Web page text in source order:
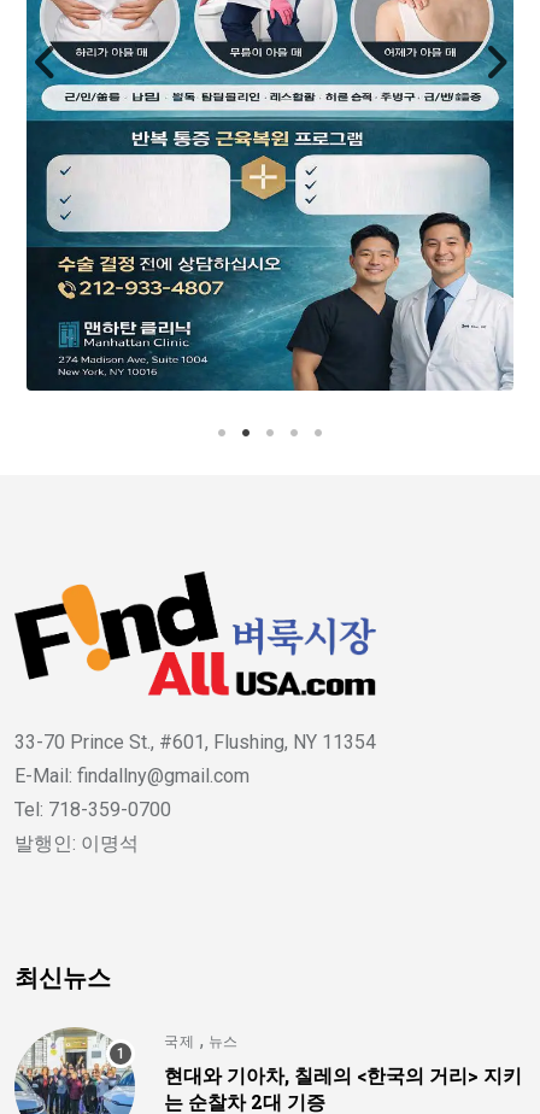
33-70 Prince St., #601, Flushing, NY 11354
E-Mail: findallny@gmail.com
Tel: 718-359-0700
발행인: 이명석
최신뉴스
국제 , 뉴스
현대와 기아차, 칠레의 <한국의 거리> 지키
는 순찰차 2대 기증